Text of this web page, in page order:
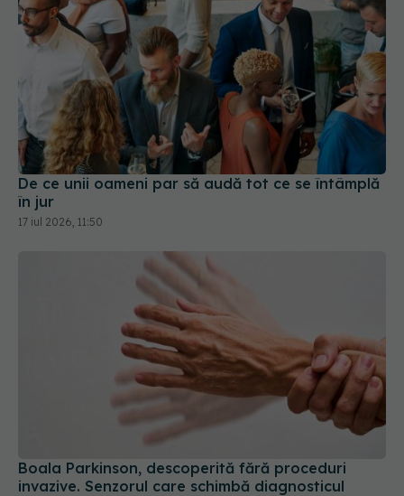
De ce unii oameni par să audă tot ce se întâmplă
în jur
17 iul 2026, 11:50
Boala Parkinson, descoperită fără proceduri
invazive. Senzorul care schimbă diagnosticul